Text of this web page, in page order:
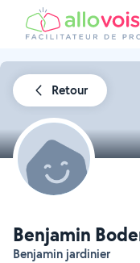
Retour
Benjamin
Benjamin jardinier